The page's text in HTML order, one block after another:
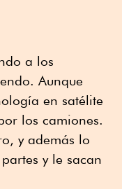
a los
Aunque
en satélite
los camiones.
y además lo
y le sacan